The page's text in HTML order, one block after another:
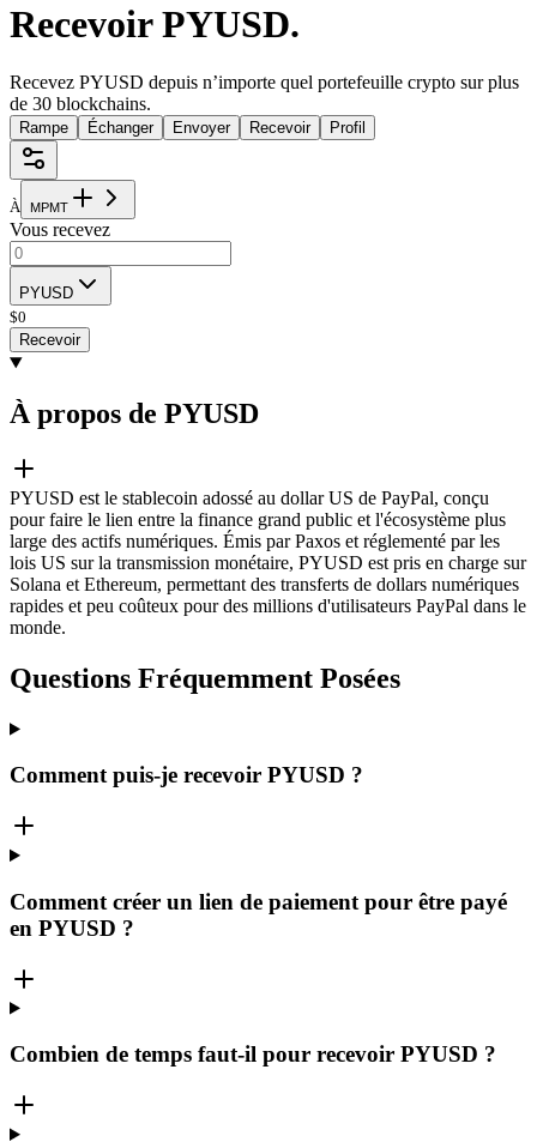
Recevoir PYUSD.
Recevez PYUSD depuis n’importe quel portefeuille crypto sur plus
de 30 blockchains.
Rampe Échanger Envoyer Recevoir Profil
À MPMT
Vous recevez
PYUSD
$0
Recevoir
À propos de PYUSD
PYUSD est le stablecoin adossé au dollar US de PayPal, conçu
pour faire le lien entre la finance grand public et l'écosystème plus
large des actifs numériques. Émis par Paxos et réglementé par les
lois US sur la transmission monétaire, PYUSD est pris en charge sur
Solana et Ethereum, permettant des transferts de dollars numériques
rapides et peu coûteux pour des millions d'utilisateurs PayPal dans le
monde.
Questions Fréquemment Posées
Comment puis-je recevoir PYUSD ?
Comment créer un lien de paiement pour être payé
en PYUSD ?
Combien de temps faut-il pour recevoir PYUSD ?